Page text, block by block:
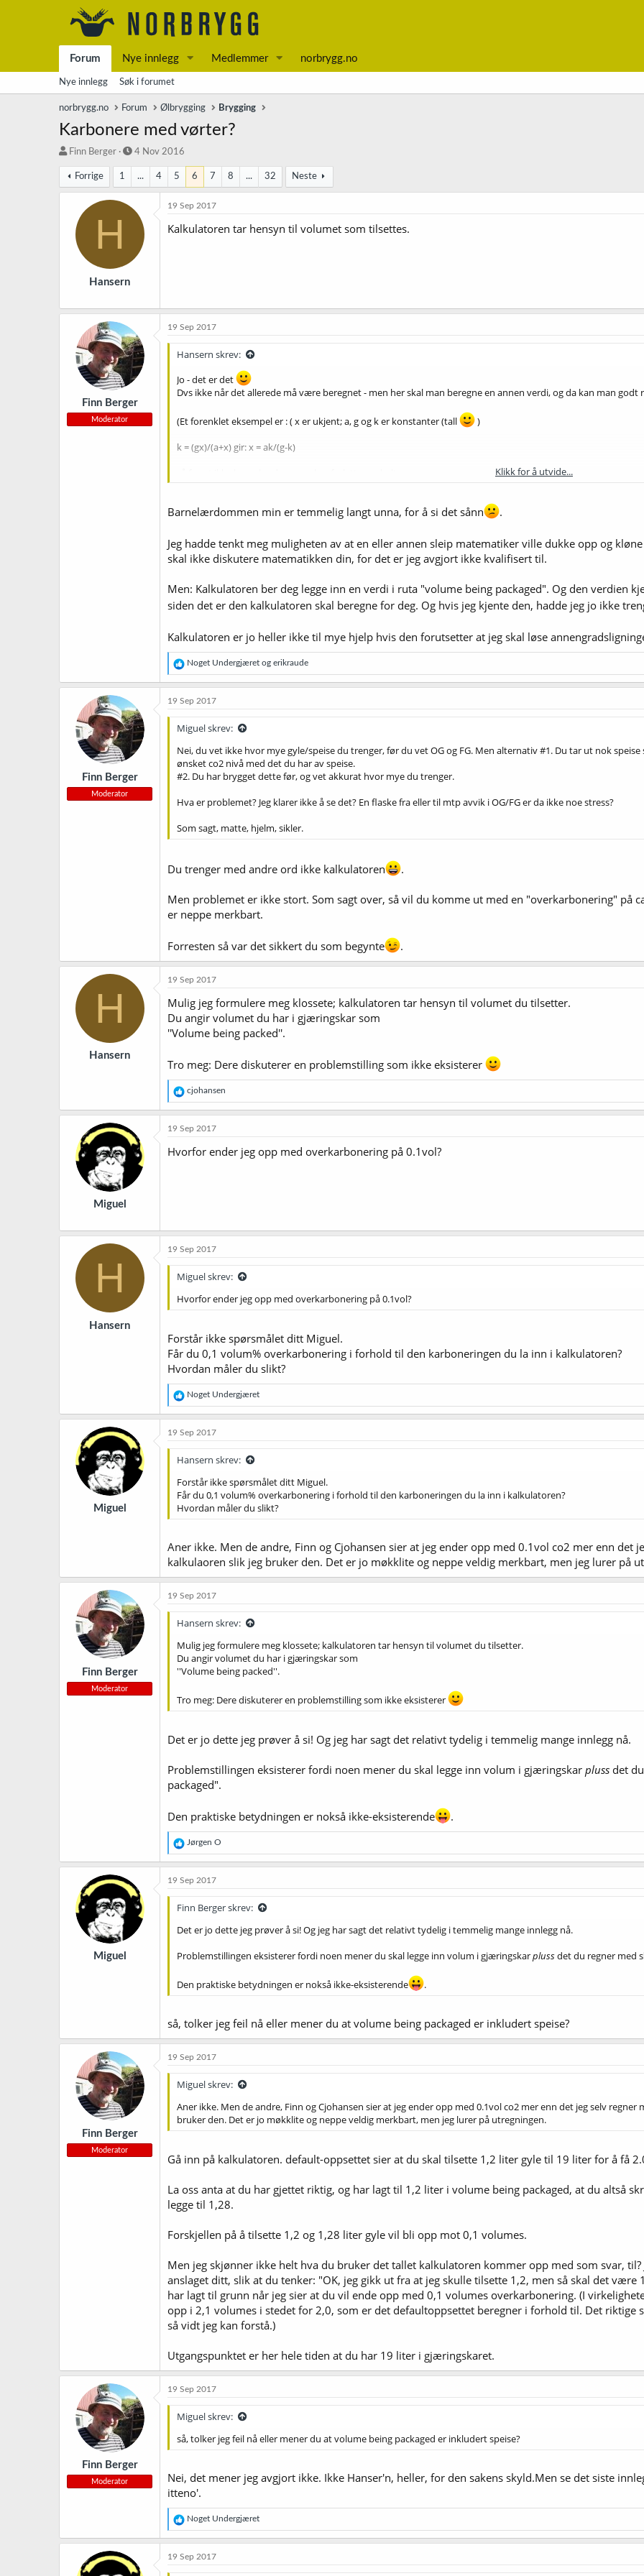
Forum Nye innlegg Medlemmer norbrygg.no
Nye innlegg Søk i forumet
norbrygg.no Forum Ølbrygging Brygging
Karbonere med vørter?
T
å
d
Finn Berger
S
a
r
d
o
4 Nov 2016
Forrige 1 ... 4 5 6 7 8 ... 32 Neste
H
Hansern
19 Sep 2017
Kalkulatoren tar hensyn til volumet som tilsettes.
Finn Berger
Moderator
19 Sep 2017
Hansern skrev:
Jo - det er det
Dvs ikke når det allerede må være beregnet - men her skal man beregne en annen verdi, og da kan man
(Et forenklet eksempel er : ( x er ukjent; a, g og k er konstanter (tall
)
k = (gx)/(a+x) gir: x = ak/(g-k)
men vær så snill - ikke diskuter dette regnestykket, jeg vet ikke om det er korrekt tenkt
Klikk for å utvide...
Barnelærdommen min er temmelig langt unna, for å si det sånn .
Jeg hadde tenkt meg muligheten av at en eller annen sleip matematiker ville dukke opp og
skal ikke diskutere matematikken din, for det er jeg avgjort ikke kvalifisert til.
Men: Kalkulatoren ber deg legge inn en verdi i ruta "volume being packaged". Og den verdien
siden det er den kalkulatoren skal beregne for deg. Og hvis jeg kjente den, hadde jeg jo ikke
Kalkulatoren er jo heller ikke til mye hjelp hvis den forutsetter at jeg skal løse
R
e
a
j
o
e
r
:
Noget Undergjæret og erikraude
Finn Berger
Moderator
19 Sep 2017
Miguel skrev:
Nei, du vet ikke hvor mye gyle/speise du trenger, før du vet OG og FG. Men alternativ #1. Du tar ut nok
ønsket co2 nivå med det du har av speise.
#2. Du har brygget dette før, og vet akkurat hvor mye du trenger.
Hva er problemet? Jeg klarer ikke å se det? En flaske fra eller til mtp avvik i OG/FG er da ikke noe stress?
Som sagt, matte, hjelm, sikler.
Du trenger med andre ord ikke kalkulatoren .
Men problemet er ikke stort. Som sagt over, så vil du komme ut med en "overkarbonering" på
er neppe merkbart.
Forresten så var det sikkert du som begynte .
H
Hansern
19 Sep 2017
Mulig jeg formulere meg klossete; kalkulatoren tar hensyn til volumet du tilsetter.
Du angir volumet du har i gjæringskar som
''Volume being packed''.
Tro meg: Dere diskuterer en problemstilling som ikke eksisterer
R
e
a
o
cjohansen
Miguel
19 Sep 2017
Hvorfor ender jeg opp med overkarbonering på 0.1vol?
H
Hansern
19 Sep 2017
Miguel skrev:
Hvorfor ender jeg opp med overkarbonering på 0.1vol?
Forstår ikke spørsmålet ditt Miguel.
Får du 0,1 volum% overkarbonering i forhold til den karboneringen du la inn i kalkulatoren?
Hvordan måler du slikt?
R
e
a
j
o
e
r
:
Noget Undergjæret
Miguel
19 Sep 2017
Hansern skrev:
Forstår ikke spørsmålet ditt Miguel.
Får du 0,1 volum% overkarbonering i forhold til den karboneringen du la inn i kalkulatoren?
Hvordan måler du slikt?
Aner ikke. Men de andre, Finn og Cjohansen sier at jeg ender opp med 0.1vol co2 mer enn det
kalkulaoren slik jeg bruker den. Det er jo møkklite og neppe veldig merkbart, men jeg lurer på
Finn Berger
Moderator
19 Sep 2017
Hansern skrev:
Mulig jeg formulere meg klossete; kalkulatoren tar hensyn til volumet du tilsetter.
Du angir volumet du har i gjæringskar som
''Volume being packed''.
Tro meg: Dere diskuterer en problemstilling som ikke eksisterer
Det er jo dette jeg prøver å si! Og jeg har sagt det relativt tydelig i temmelig mange innlegg nå.
Problemstillingen eksisterer fordi noen mener du skal legge inn volum i gjæringskar pluss det
packaged".
Den praktiske betydningen er nokså ikke-eksisterende .
R
e
a
j
o
e
:
Jørgen O
Miguel
19 Sep 2017
Finn Berger skrev:
Det er jo dette jeg prøver å si! Og jeg har sagt det relativt tydelig i temmelig mange innlegg nå.
Problemstillingen eksisterer fordi noen mener du skal legge inn volum i gjæringskarplussdet du regner med
Den praktiske betydningen er nokså ikke-eksisterende .
så, tolker jeg feil nå eller mener du at volume being packaged er inkludert speise?
Finn Berger
Moderator
19 Sep 2017
Miguel skrev:
Aner ikke. Men de andre, Finn og Cjohansen sier at jeg ender opp med 0.1vol co2 mer enn det jeg selv
bruker den. Det er jo møkklite og neppe veldig merkbart, men jeg lurer på utregningen.
Gå inn på kalkulatoren. default-oppsettet sier at du skal tilsette 1,2 liter gyle til 19 liter for å få
La oss anta at du har gjettet riktig, og har lagt til 1,2 liter i volume being packaged, at du altså
legge til 1,28.
Forskjellen på å tilsette 1,2 og 1,28 liter gyle vil bli opp mot 0,1 volumes.
Men jeg skjønner ikke helt hva du bruker det tallet kalkulatoren kommer opp med som svar,
anslaget ditt, slik at du tenker: "OK, jeg gikk ut fra at jeg skulle tilsette 1,2, men så skal det være
har lagt til grunn når jeg sier at du vil ende opp med 0,1 volumes overkarbonering. (I
opp i 2,1 volumes i stedet for 2,0, som er det defaultoppsettet beregner i forhold til. Det
så vidt jeg kan forstå.)
Utgangspunktet er her hele tiden at du har 19 liter i gjæringskaret.
Finn Berger
Moderator
19 Sep 2017
Miguel skrev:
så, tolker jeg feil nå eller mener du at volume being packaged er inkludert speise?
Nei, det mener jeg avgjort ikke. Ikke Hanser'n, heller, for den sakens skyld.Men se det siste
itteno'.
R
e
a
Noget Undergjæret
19 Sep 2017